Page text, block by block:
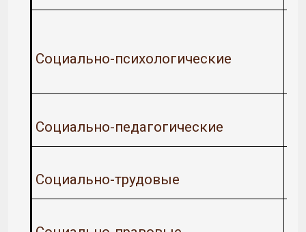
Социально-психологические
Социально-педагогические
Социально-трудовые